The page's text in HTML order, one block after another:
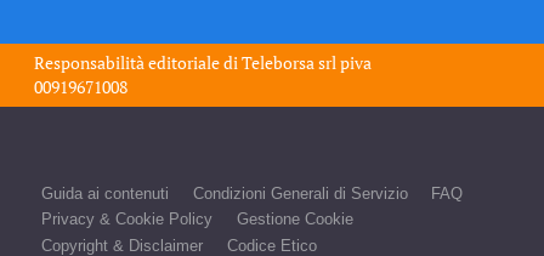
Responsabilità editoriale diTeleborsa srl piva
00919671008
Guida ai contenuti Condizioni Generali di Servizio
FAQ
Privacy & Cookie Policy
Gestione Cookie
Copyright & Disclaimer
Codice Etico